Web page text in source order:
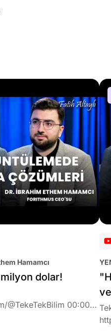
Hamamcı
dolar!
00:00
kimdir ve
10:54 Kendi şirketlerini